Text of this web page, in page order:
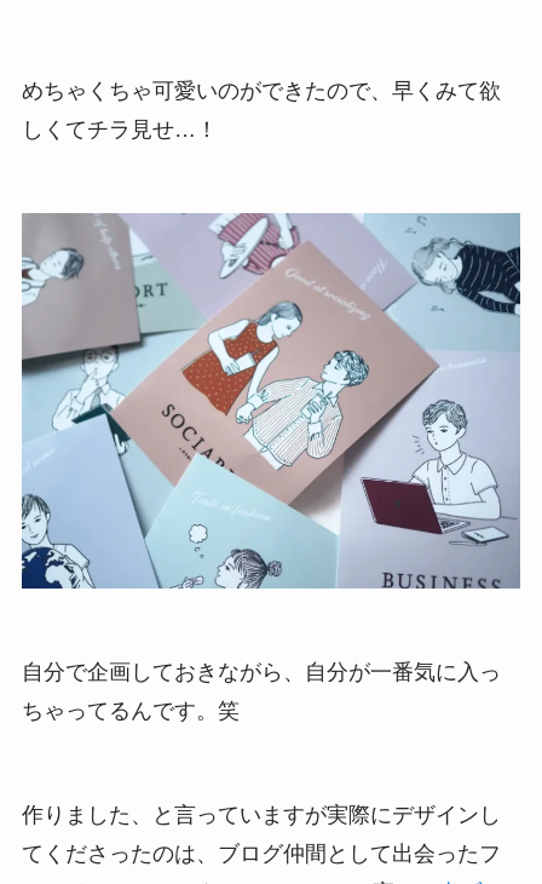
めちゃくちゃ可愛いのができたので、早くみて欲
しくてチラ見せ…！
自分で企画しておきながら、自分が一番気に入っ
ちゃってるんです。笑
作りました、と言っていますが実際にデザインし
てくださったのは、ブログ仲間として出会ったフ